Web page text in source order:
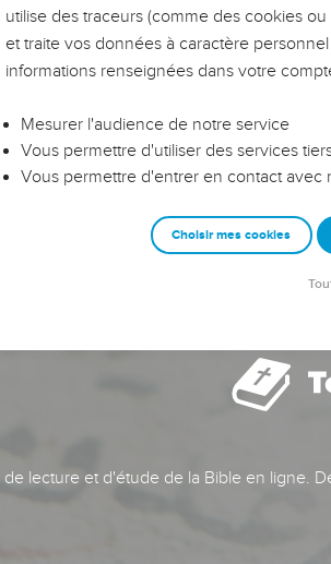
leurs réussites, leur impact, leur foi ou leur
saisons difficiles qu'ils ont traversés, alors
entrepreneurs, et responsables reviennent sur
les clés pour avancer avec plus de sagesse
vous guidiez un ministère, une équipe, un
lecture et d'étude de la Bible en ligne.
utilise des traceurs (comme des cookies
et traite vos données à caractère
informations renseignées dans votre
Mesurer l'audience de notre service
Vous permettre d'utiliser des services
Vous permettre d'entrer en contact avec
Choisir mes cookies